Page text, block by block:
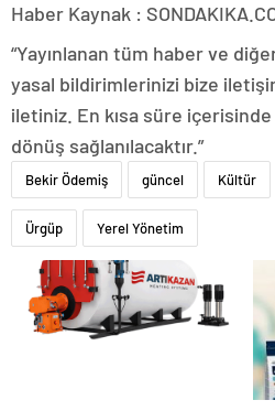
Haber Kaynak :
“Yayınlanan tüm haber ve
yasal bildirimlerinizi bize
iletiniz. En kısa süre
dönüş sağlanılacaktır.”
Bekir Ödemiş güncel Kültür
Ürgüp Yerel Yönetim